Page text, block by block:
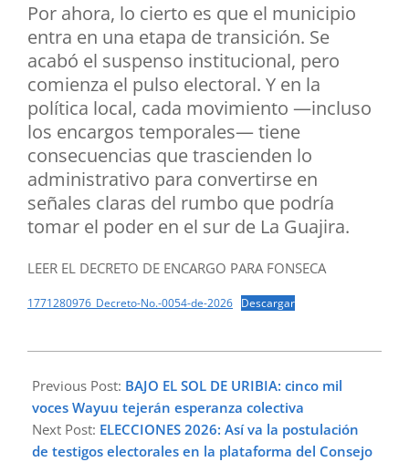
Por ahora, lo cierto es que el municipio
entra en una etapa de transición. Se
acabó el suspenso institucional, pero
comienza el pulso electoral. Y en la
política local, cada movimiento —incluso
los encargos temporales— tiene
consecuencias que trascienden lo
administrativo para convertirse en
señales claras del rumbo que podría
tomar el poder en el sur de La Guajira.
LEER EL DECRETO DE ENCARGO PARA FONSECA
1771280976_Decreto-No.-0054-de-2026 Descargar
02-
16
Previous Post: BAJO EL SOL DE URIBIA: cinco mil
voces Wayuu tejerán esperanza colectiva
Next Post: ELECCIONES 2026: Así va la postulación
de testigos electorales en la plataforma del Consejo